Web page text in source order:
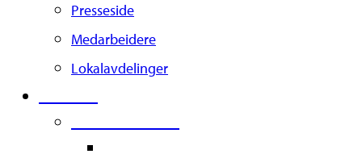
Presseside
Medarbeidere
Lokalavdelinger